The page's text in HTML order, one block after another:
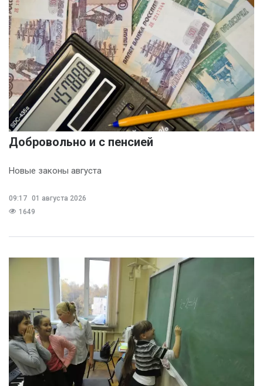
Добровольно и с пенсией
Новые законы августа
09:17 01 августа 2026
1649